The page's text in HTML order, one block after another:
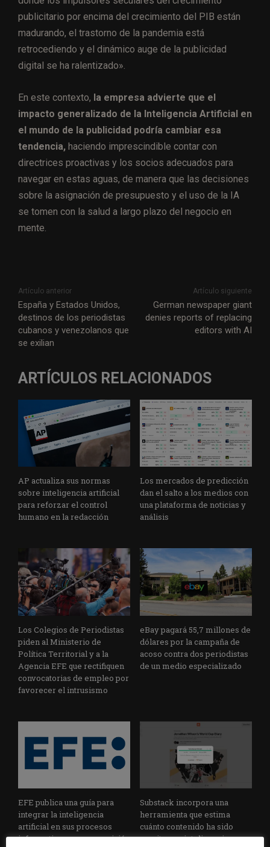
publicitario por encima del crecimiento del PIB están
madurando, el trastorno de la pandemia está
retrocediendo y el dinámico auge de la publicidad
digital se ha ralentizado».
En este contexto, la empresa advierte que el
impacto generalizado de la Inteligencia Artificial en
el mundo de la publicidad podría cambiar esa
tendencia, haciendo imprescindible contar con
directrices proactivas y los socios adecuados para
navegar en estas aguas, de manera que las decisiones
sobre la asignación de presupuesto y el uso de la IA
se tomen con la salud a largo plazo del negocio en
mente.
Artículo anterior
España y Estados Unidos,
destinos de los periodistas
cubanos y venezolanos que
se exilian
Artículo siguiente
German newspaper giant
denies reports of replacing
editors with AI
ARTÍCULOS RELACIONADOS
AP actualiza sus normas
sobre inteligencia artificial
para reforzar el control
humano en la redacción
Los mercados de predicción
dan el salto a los medios con
una plataforma de noticias y
análisis
Los Colegios de Periodistas
piden al Ministerio de
Política Territorial y a la
Agencia EFE que rectifiquen
convocatorias de empleo por
favorecer el intrusismo
eBay pagará 55,7 millones de
dólares por la campaña de
acoso contra dos periodistas
de un medio especializado
EFE publica una guía para
integrar la inteligencia
artificial en sus procesos
informativos con supervisión
Substack incorpora una
herramienta que estima
cuánto contenido ha sido
escrito con inteligencia